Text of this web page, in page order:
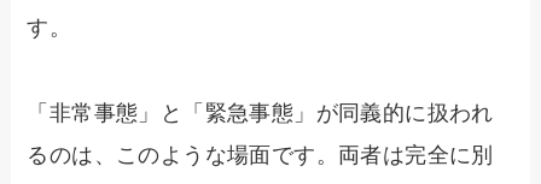
す。
「非常事態」と「緊急事態」が同義的に扱われ
るのは、このような場面です。両者は完全に別